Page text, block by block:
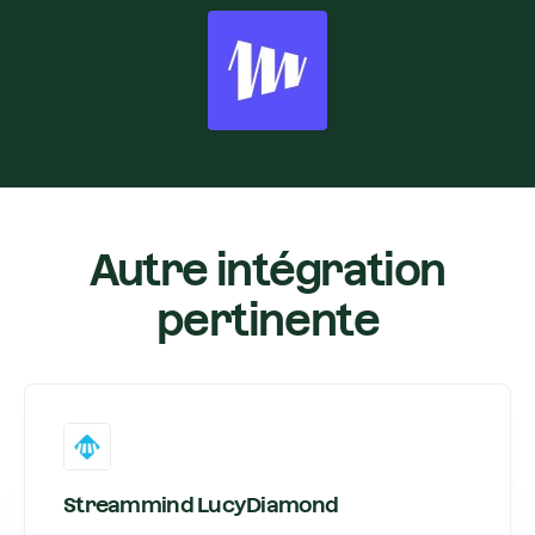
Autre intégration
pertinente
Streammind LucyDiamond